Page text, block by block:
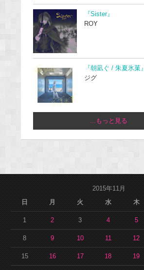
『Sister』
ROY
『朝凪ぐ / 朱夏氷菓』
ジグ
...もっと見る
2015年11月
日
月 火 水 木
1 2 3 4 5
8 9 10 11 12
15 16 17 18 19